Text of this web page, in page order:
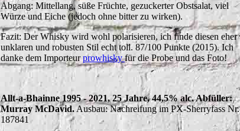
Abgang: Mittellang, süße Früchte, gezuckerter Obstsalat, viel
Würze und Eiche (jedoch ohne bitter zu wirken).
Fazit: Der Whisky wird wohl polarisieren, ich finde diesen eher
unklaren und robusten Stil echt toll. 87/100 Punkte (2015). Ich
danke dem Importeurprowhiskyfür die Probe und das Foto!
Allt-a-Bhainne 1995 - 2021, 25 Jahre, 44,5% alc. Abfüller:
Murray McDavid.Ausbau: Nachreifung im PX-Sherryfass Nr.
187841